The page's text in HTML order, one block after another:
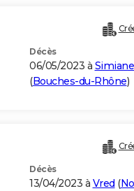
Décès
06/05/2023 à
(Bouches-du-Rhône)
Décès
13/04/2023 à Vred (